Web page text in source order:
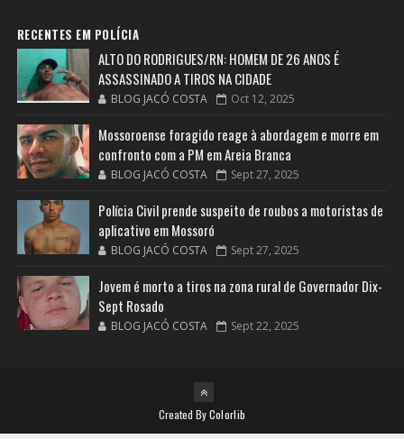
RECENTES EM POLÍCIA
ALTO DO RODRIGUES/RN: HOMEM DE 26 ANOS É
ASSASSINADO A TIROS NA CIDADE
BLOG JACÓ COSTA Oct 12, 2025
Mossoroense foragido reage à abordagem e morre em
confronto com a PM em Areia Branca
BLOG JACÓ COSTA Sept 27, 2025
Polícia Civil prende suspeito de roubos a motoristas de
aplicativo em Mossoró
BLOG JACÓ COSTA Sept 27, 2025
Jovem é morto a tiros na zona rural de Governador Dix-
Sept Rosado
BLOG JACÓ COSTA Sept 22, 2025
Created ByColorlib